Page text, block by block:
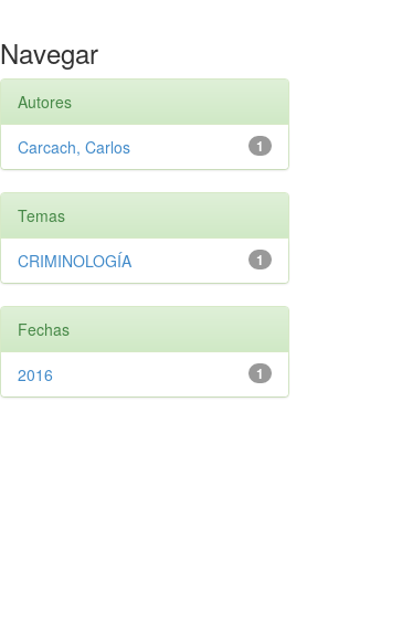
Navegar
Autores
1
Carcach, Carlos
Temas
1
CRIMINOLOGÍA
Fechas
1
2016